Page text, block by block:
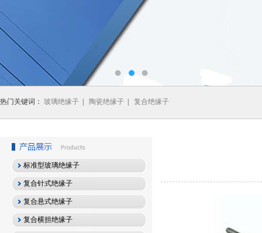
热门关键词： 玻璃绝缘子 陶瓷绝缘子 复合绝缘子
标准型玻璃绝缘子
复合针式绝缘子
复合悬式绝缘子
复合横担绝缘子